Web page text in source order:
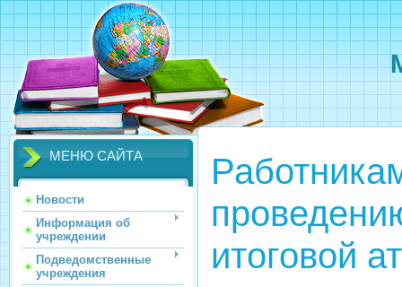
МЕНЮ САЙТА
Новости
Информация об
учреждении
Подведомственные
учреждения
итоговой